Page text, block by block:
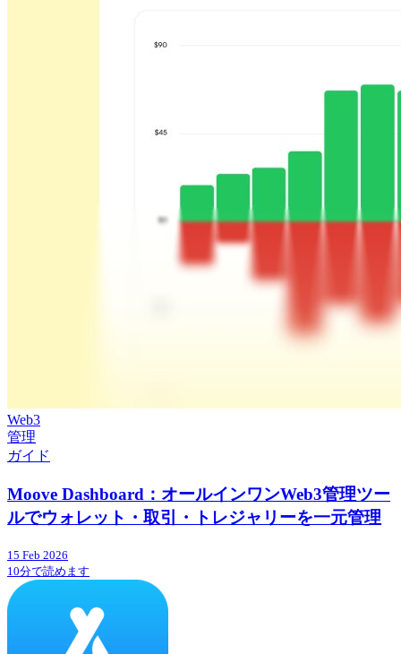
Web3
管理
ガイド
Moove Dashboard：オールインワンWeb3管理ツー
ルでウォレット・取引・トレジャリーを一元管理
15 Feb 2026
10分で読めます